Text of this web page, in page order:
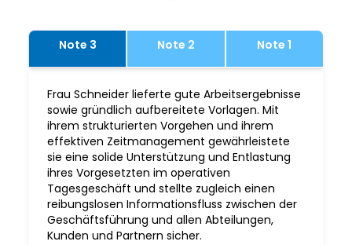
Note 3 Note 2 Note 1
Frau Schneider lieferte gute Arbeitsergebnisse
sowie gründlich aufbereitete Vorlagen. Mit
ihrem strukturierten Vorgehen und ihrem
effektiven Zeitmanagement gewährleistete
sie eine solide Unterstützung und Entlastung
ihres Vorgesetzten im operativen
Tagesgeschäft und stellte zugleich einen
reibungslosen Informationsfluss zwischen der
Geschäftsführung und allen Abteilungen,
Kunden und Partnern sicher.